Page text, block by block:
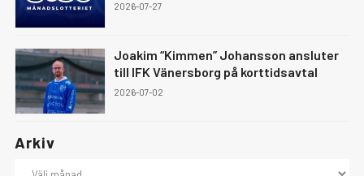
2026-07-27
Joakim “Kimmen” Johansson ansluter
till IFK Vänersborg på korttidsavtal
2026-07-02
Arkiv